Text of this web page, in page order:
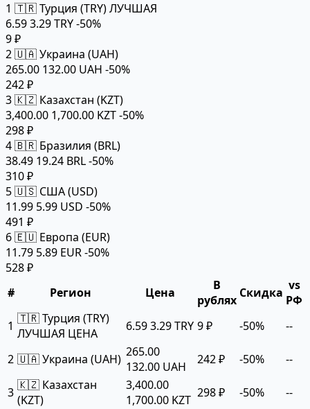
1 🇹🇷 Турция (TRY)ЛУЧШАЯ
6.593.29 TRY-50%
9 ₽
2🇺🇦 Украина (UAH)
265.00 132.00 UAH -50%
242 ₽
3🇰🇿 Казахстан (KZT)
3,400.00 1,700.00 KZT-50%
298 ₽
4🇧🇷 Бразилия (BRL)
38.49 19.24 BRL-50%
310 ₽
5🇺🇸 США (USD)
11.99 5.99 USD -50%
491 ₽
6🇪🇺 Европа (EUR)
11.79 5.89 EUR-50%
528 ₽
#
Регион Цена
В
рублях Скидка vs
РФ
1 🇹🇷 Турция (TRY)
ЛУЧШАЯ ЦЕНА
6.593.29 TRY 9 ₽ -50% --
2 🇺🇦 Украина (UAH) 265.00
132.00 UAH
242 ₽ -50% --
3 🇰🇿 Казахстан
(KZT)
3,400.00
1,700.00 KZT 298 ₽ -50% --